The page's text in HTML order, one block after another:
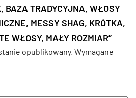
BAZA TRADYCYJNA, WŁOSY
MESSY SHAG, KRÓTKA,
WŁOSY, MAŁY ROZMIAR”
opublikowany. Wymagane